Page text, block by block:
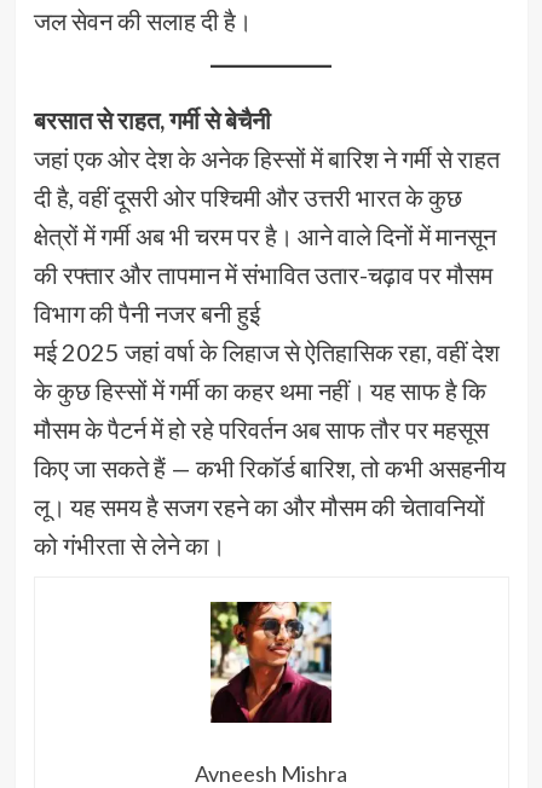
जल सेवन की सलाह दी है।
बरसात से राहत, गर्मी से बेचैनी
जहां एक ओर देश के अनेक हिस्सों में बारिश ने गर्मी से राहत
दी है, वहीं दूसरी ओर पश्चिमी और उत्तरी भारत के कुछ
क्षेत्रों में गर्मी अब भी चरम पर है। आने वाले दिनों में मानसून
की रफ्तार और तापमान में संभावित उतार-चढ़ाव पर मौसम
विभाग की पैनी नजर बनी हुई
मई 2025 जहां वर्षा के लिहाज से ऐतिहासिक रहा, वहीं देश
के कुछ हिस्सों में गर्मी का कहर थमा नहीं। यह साफ है कि
मौसम के पैटर्न में हो रहे परिवर्तन अब साफ तौर पर महसूस
किए जा सकते हैं — कभी रिकॉर्ड बारिश, तो कभी असहनीय
लू। यह समय है सजग रहने का और मौसम की चेतावनियों
को गंभीरता से लेने का।
Avneesh Mishra